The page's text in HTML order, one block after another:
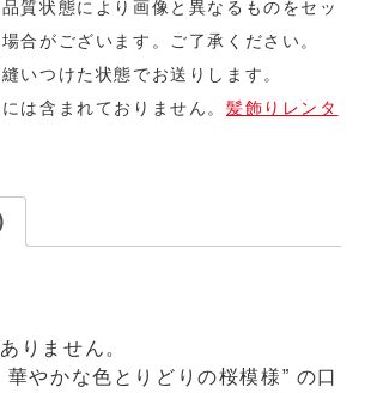
質状態により画像と異なるものをセッ
合がございます。ご了承ください。
いつけた状態でお送りします。
は含まれておりません。 髪飾りレンタ
りません。
やかな色とりどりの桜模様” の口